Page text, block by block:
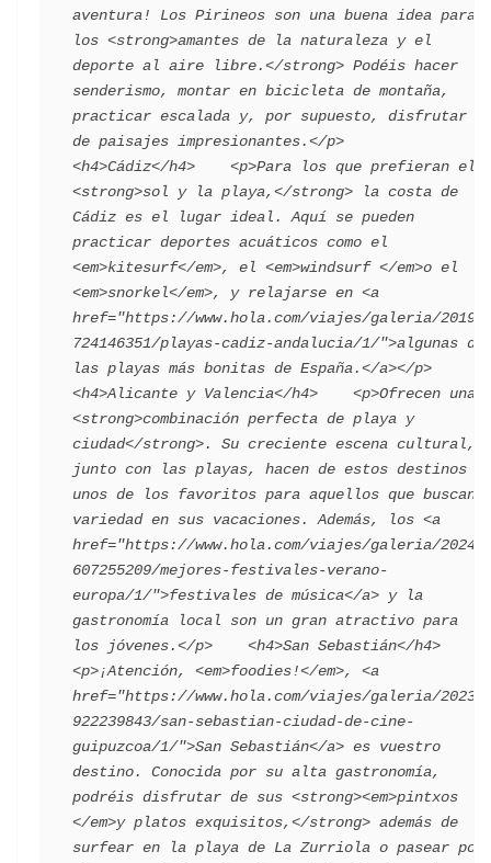
aventura! Los Pirineos son una buena idea para
los <strong>amantes de la naturaleza y el
deporte al aire libre.</strong> Podéis hacer
senderismo, montar en bicicleta de montaña,
practicar escalada y, por supuesto, disfrutar
de paisajes impresionantes.</p>
<h4>Cádiz</h4>    <p>Para los que prefieran el
<strong>sol y la playa,</strong> la costa de
Cádiz es el lugar ideal. Aquí se pueden
practicar deportes acuáticos como el
<em>kitesurf</em>, el <em>windsurf </em>o el
<em>snorkel</em>, y relajarse en <a
href="https://www.hola.com/viajes/galeria/20190
724146351/playas-cadiz-andalucia/1/">algunas de
las playas más bonitas de España.</a></p>
<h4>Alicante y Valencia</h4>    <p>Ofrecen una
<strong>combinación perfecta de playa y
ciudad</strong>. Su creciente escena cultural,
junto con las playas, hacen de estos destinos
unos de los favoritos para aquellos que buscan
variedad en sus vacaciones. Además, los <a
href="https://www.hola.com/viajes/galeria/20240
607255209/mejores-festivales-verano-
europa/1/">festivales de música</a> y la
gastronomía local son un gran atractivo para
los jóvenes.</p>    <h4>San Sebastián</h4>
<p>¡Atención, <em>foodies!</em>, <a
href="https://www.hola.com/viajes/galeria/20230
922239843/san-sebastian-ciudad-de-cine-
guipuzcoa/1/">San Sebastián</a> es vuestro
destino. Conocida por su alta gastronomía,
podréis disfrutar de sus <strong><em>pintxos
</em>y platos exquisitos,</strong> además de
surfear en la playa de La Zurriola o pasear por